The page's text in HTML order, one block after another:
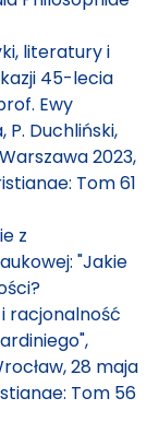
literatury i
45-lecia
Ewy
P. Duchliński,
2023,
Tom 61
z
"Jakie
racjonalność
28 maja
Tom 56